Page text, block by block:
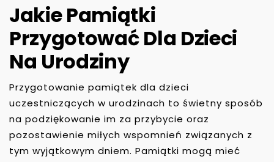
Jakie Pamiątki
Przygotować Dla Dzieci
Na Urodziny
Przygotowanie pamiątek dla dzieci
uczestniczących w urodzinach to świetny sposób
na podziękowanie im za przybycie oraz
pozostawienie miłych wspomnień związanych z
tym wyjątkowym dniem. Pamiątki mogą mieć